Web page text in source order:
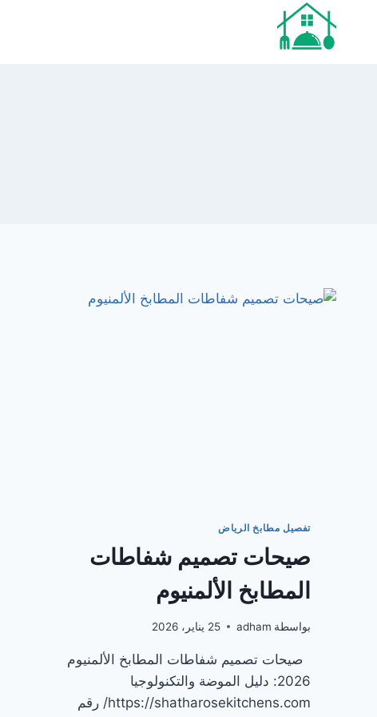
المحتوى
تفصيل مطابخ الرياض
صيحات تصميم شفاطات
المطابخ الألمنيوم
بواسطة adham 25 يناير، 2026
صيحات تصميم شفاطات المطابخ الألمنيوم
2026: دليل الموضة والتكنولوجيا
https://shatharosekitchens.com/ رقم